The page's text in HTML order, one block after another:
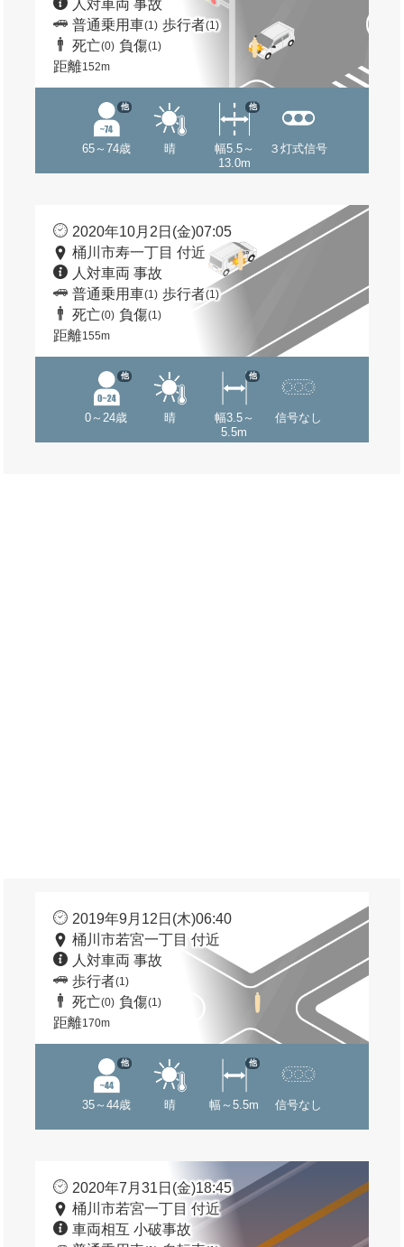
人対車両 事故
普通乗用車(1) 歩行者(1)
死亡(0) 負傷(1)
距離152m
65～74歳
他
晴
幅5.5～
13.0m
他
３灯式信号
2020年10月2日(金)07:05
桶川市寿一丁目 付近
人対車両 事故
普通乗用車(1) 歩行者(1)
死亡(0) 負傷(1)
距離155m
0～24歳
他
晴
幅3.5～
5.5m
他
信号なし
2019年9月12日(木)06:40
桶川市若宮一丁目 付近
人対車両 事故
歩行者(1)
死亡(0) 負傷(1)
距離170m
35～44歳
他
晴 幅～5.5m
他
信号なし
2020年7月31日(金)18:45
桶川市若宮一丁目 付近
車両相互 小破事故